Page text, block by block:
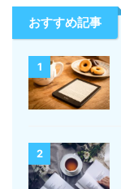
おすすめ記事
1
2